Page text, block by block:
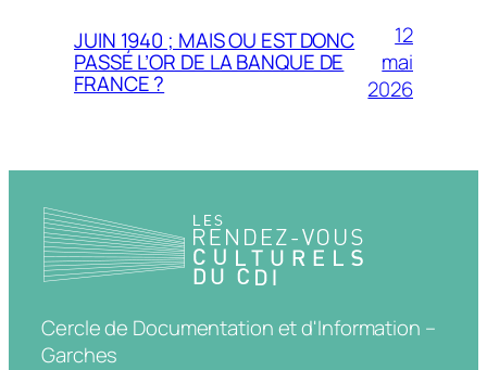
JUIN 1940 ; MAIS OU EST DONC
PASSÉ L’OR DE LA BANQUE DE
FRANCE ?
12
mai
2026
Cercle de Documentation et d'Information –
Garches